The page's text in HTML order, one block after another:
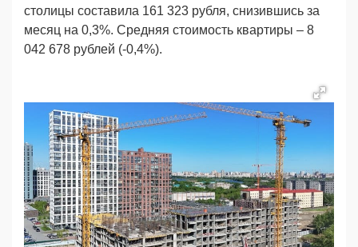
столицы составила 161 323 рубля, снизившись за
месяц на 0,3%. Средняя стоимость квартиры – 8
042 678 рублей (-0,4%).